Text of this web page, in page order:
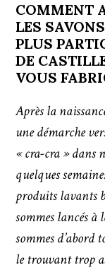
COMMENT
LES
PLUS
DE
VOUS
Après la
une démarche
« cra-cra » dans
quelques
produits lavants
sommes lancés à
sommes d’abord
le trouvant trop